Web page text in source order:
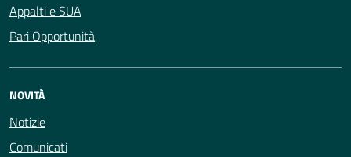
Appalti e SUA
Pari Opportunità
NOVITÀ
Notizie
Comunicati